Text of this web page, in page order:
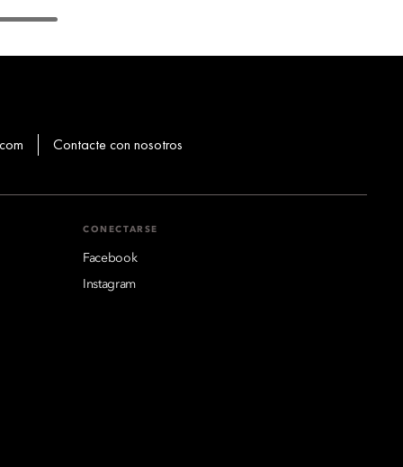
Contacte con nosotros
CONECTARSE
Facebook
Instagram